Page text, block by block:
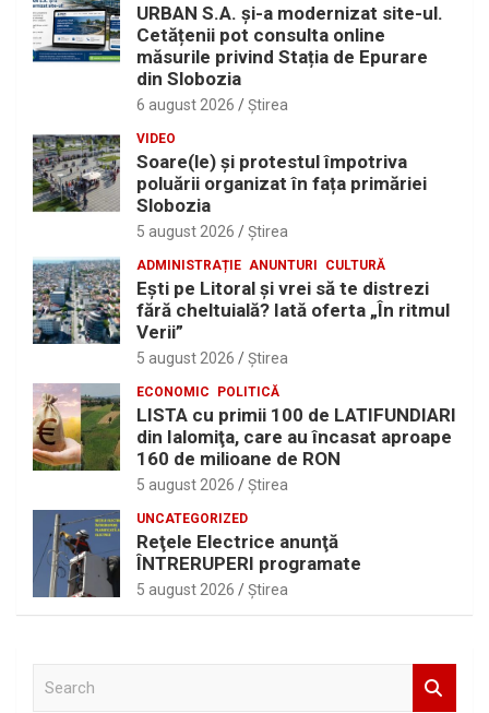
URBAN S.A. și-a modernizat site-ul.
Cetățenii pot consulta online
măsurile privind Stația de Epurare
din Slobozia
6 august 2026 Ştirea
VIDEO
Soare(le) și protestul împotriva
poluării organizat în fața primăriei
Slobozia
5 august 2026 Ştirea
ADMINISTRAȚIE ANUNTURI CULTURĂ
Eşti pe Litoral şi vrei să te distrezi
fără cheltuială? Iată oferta „În ritmul
Verii”
5 august 2026 Ştirea
ECONOMIC POLITICĂ
LISTA cu primii 100 de LATIFUNDIARI
din Ialomiţa, care au încasat aproape
160 de milioane de RON
5 august 2026 Ştirea
UNCATEGORIZED
Reţele Electrice anunţă
ÎNTRERUPERI programate
5 august 2026 Ştirea